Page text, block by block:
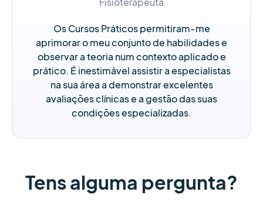
Fisioterapeuta
Os Cursos Práticos permitiram-me
aprimorar o meu conjunto de habilidades e
observar a teoria num contexto aplicado e
prático. É inestimável assistir a especialistas
na sua área a demonstrar excelentes
avaliações clínicas e a gestão das suas
condições especializadas.
Tens alguma pergunta?